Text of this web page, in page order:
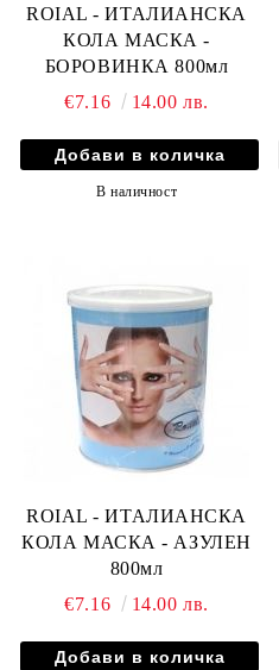
ROIAL - ИТАЛИАНСКА
КОЛА МАСКА -
БОРОВИНКА 800мл
€7.16
14.00 лв.
В наличност
ROIAL - ИТАЛИАНСКА
КОЛА МАСКА - АЗУЛЕН
800мл
€7.16
14.00 лв.